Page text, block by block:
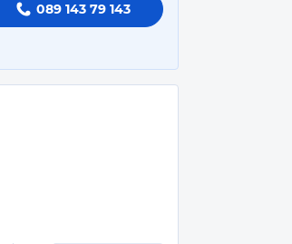
089 143 79 143